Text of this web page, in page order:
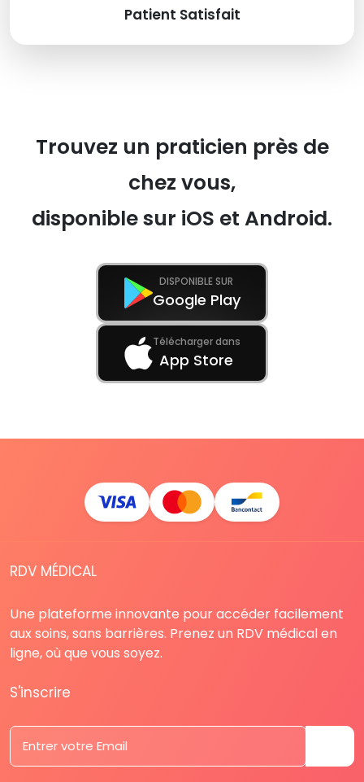
Patient Satisfait
Trouvez un praticien près de
chez vous,
disponible sur iOS et Android.
DISPONIBLE SUR
Google Play
Télécharger dans
App Store
RDV MÉDICAL
Une plateforme innovante pour accéder facilement
aux soins, sans barrières. Prenez un RDV médical en
ligne, où que vous soyez.
S'inscrire